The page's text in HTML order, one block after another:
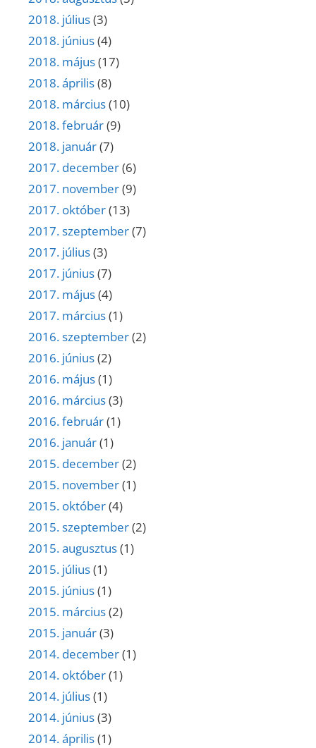
2018. július(3)
2018. június(4)
2018. május(17)
2018. április(8)
2018. március(10)
2018. február(9)
2018. január(7)
2017. december(6)
2017. november(9)
2017. október(13)
2017. szeptember(7)
2017. július(3)
2017. június(7)
2017. május(4)
2017. március(1)
2016. szeptember(2)
2016. június(2)
2016. május(1)
2016. március(3)
2016. február(1)
2016. január(1)
2015. december(2)
2015. november(1)
2015. október(4)
2015. szeptember(2)
2015. augusztus(1)
2015. július(1)
2015. június(1)
2015. március(2)
2015. január(3)
2014. december(1)
2014. október(1)
2014. július(1)
2014. június(3)
2014. április(1)